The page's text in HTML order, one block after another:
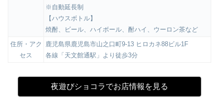
※自動延長制
【ハウスボトル】
焼酎、ビール、ハイボール、酎ハイ、ウーロン茶など
住所・アク
セス
鹿児島県鹿児島市山之口町9-13 ヒロカネ88ビル1F
各線「天文館通駅」より徒歩3分
夜遊びショコラでお店情報を見る